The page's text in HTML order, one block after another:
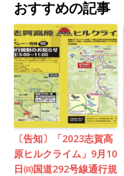
おすすめの記事
〔告知〕「2023志賀高
原ヒルクライム」9月10
日㈰国道292号線通行規